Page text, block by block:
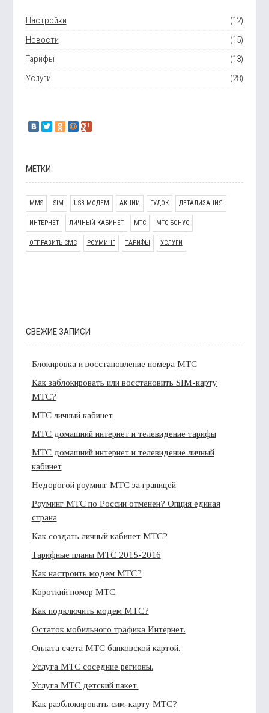
Настройки
(12)
Новости
(15)
Тарифы
(13)
Услуги
(28)
МЕТКИ
MMS SIM USB МОДЕМ АКЦИИ ГУДОК ДЕТАЛИЗАЦИЯ
ИНТЕРНЕТ ЛИЧНЫЙ КАБИНЕТ МТС МТС БОНУС
ОТПРАВИТЬ СМС РОУМИНГ ТАРИФЫ УСЛУГИ
СВЕЖИЕ ЗАПИСИ
Блокировка и восстановление номера МТС
Как заблокировать или восстановить SIM-карту
МТС?
МТС личный кабинет
МТС домашний интернет и телевидение тарифы
МТС домашний интернет и телевидение личный
кабинет
Недорогой роуминг МТС за границей
Роуминг МТС по России отменен? Опция единая
страна
Как создать личный кабинет МТС?
Тарифные планы МТС 2015-2016
Как настроить модем МТС?
Короткий номер МТС.
Как подключить модем МТС?
Остаток мобильного трафика Интернет.
Оплата счета МТС банковской картой.
Услуга МТС соседние регионы.
Услуга МТС детский пакет.
Как разблокировать сим-карту МТС?